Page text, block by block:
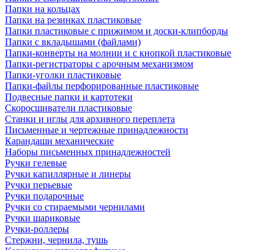
Папки на кольцах
Папки на резинках пластиковые
Папки пластиковые с прижимом и доски-клипборды
Папки с вкладышами (файлами)
Папки-конверты на молнии и с кнопкой пластиковые
Папки-регистраторы с арочным механизмом
Папки-уголки пластиковые
Папки-файлы перфорированные пластиковые
Подвесные папки и картотеки
Скоросшиватели пластиковые
Станки и иглы для архивного переплета
Письменные и чертежные принадлежности
Карандаши механические
Наборы письменных принадлежностей
Ручки гелевые
Ручки капиллярные и линеры
Ручки перьевые
Ручки подарочные
Ручки со стираемыми чернилами
Ручки шариковые
Ручки-роллеры
Стержни, чернила, тушь